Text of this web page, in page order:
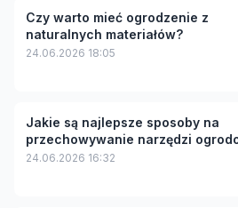
Czy warto mieć ogrodzenie z
naturalnych materiałów?
24.06.2026 18:05
Jakie są najlepsze sposoby na
przechowywanie narzędzi
24.06.2026 16:32